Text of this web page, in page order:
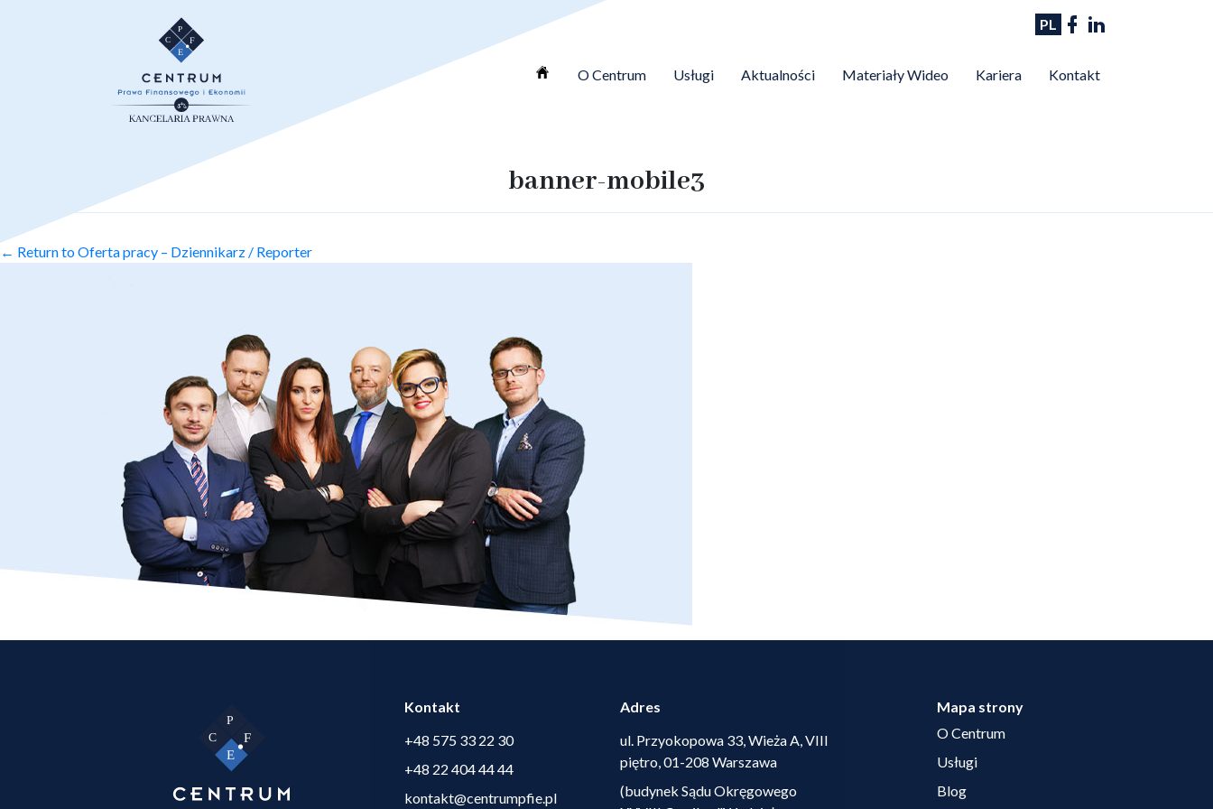
PL
O Centrum Usługi Aktualności Materiały Wideo Kariera Kontakt
banner-mobile3
← Return to Oferta pracy – Dziennikarz / Reporter
Kontakt
+48 575 33 22 30
+48 22 404 44 44
kontakt@centrumpfie.pl
Adres
ul. Przyokopowa 33, Wieża A, VIII
piętro, 01-208 Warszawa
(budynek Sądu Okręgowego
Mapa strony
O Centrum
Usługi
Blog